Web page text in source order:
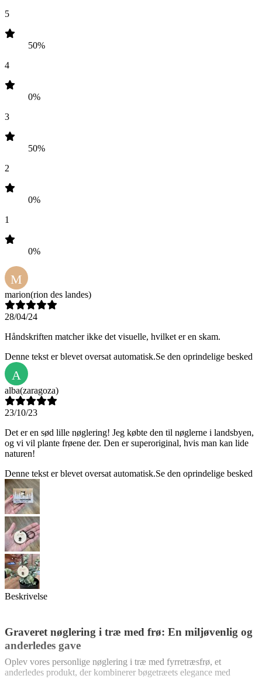
5
50%
4
0%
3
50%
2
0%
1
0%
M
marion(rion des landes)
28/04/24
Håndskriften matcher ikke det visuelle, hvilket er en skam.
Denne tekst er blevet oversat automatisk.Se den oprindelige besked
A
alba(zaragoza)
23/10/23
Det er en sød lille nøglering! Jeg købte den til nøglerne i landsbyen,
og vi vil plante frøene der. Den er superoriginal, hvis man kan lide
naturen!
Denne tekst er blevet oversat automatisk.Se den oprindelige besked
Beskrivelse
Graveret nøglering i træ med frø: En miljøvenlig og
anderledes gave
Oplev vores personlige nøglering i træ med fyrretræsfrø, et
anderledes produkt, der kombinerer bøgetræets elegance med